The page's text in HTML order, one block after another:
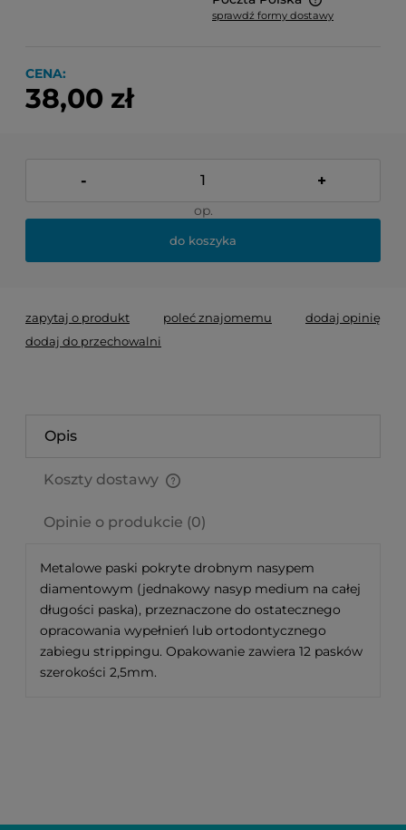
Cena nie zawiera ewentualnych kosztów płatności
sprawdź formy dostawy
CENA:
38,00 zł
- +
op.
do koszyka
zapytaj o produkt poleć znajomemu
dodaj opinię
dodaj do przechowalni
Opis
Koszty dostawy
Opinie o produkcie (0)
Metalowe paski pokryte drobnym nasypem
diamentowym (jednakowy nasyp medium na całej
długości paska), przeznaczone do ostatecznego
opracowania wypełnień lub ortodontycznego
zabiegu strippingu. Opakowanie zawiera 12 pasków
szerokości 2,5mm.